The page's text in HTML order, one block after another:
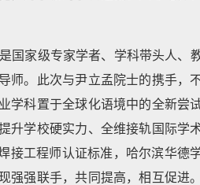
国家级专家学者、学科带头人、
师。此次与尹立孟院士的携手，
学科置于全球化语境中的全新尝
升学校硬实力、全维接轨国际学
接工程师认证标准，哈尔滨华德
强强联手，共同提高，相互促进